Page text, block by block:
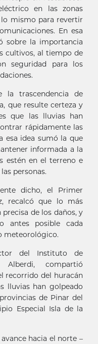
en las zonas
lo mismo para revertir
En esa
sobre la importancia
cultivos, al tiempo de
seguridad para los
la trascendencia de
que resulte certeza y
que las lluvias han
rápidamente las
esa idea sumó la que
informada a la
estén en el terreno e
personas.
dicho, el Primer
recalcó que lo más
de los daños, y
antes posible cada
meteorológico.
del Instituto de
Alberdi, compartió
recorrido del huracán
lluvias han golpeado
de Pinar del
Especial Isla de la
hacia el norte –